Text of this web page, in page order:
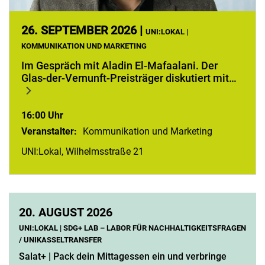
26. SEPTEMBER 2026 | UNI:LOKAL |
KOMMUNIKATION UND MARKETING
Im Gespräch mit Aladin El-Mafaalani. Der
Glas-der-Vernunft-Preisträger diskutiert mit…
16:00 Uhr
Veranstalter:
Kommunikation und Marketing
UNI:Lokal, Wilhelmsstraße 21
20. AUGUST 2026
UNI:LOKAL | SDG+ LAB – LABOR FÜR NACHHALTIGKEITSFRAGEN
/ UNIKASSELTRANSFER
Salat+ | Pack dein Mittagessen ein und verbringe